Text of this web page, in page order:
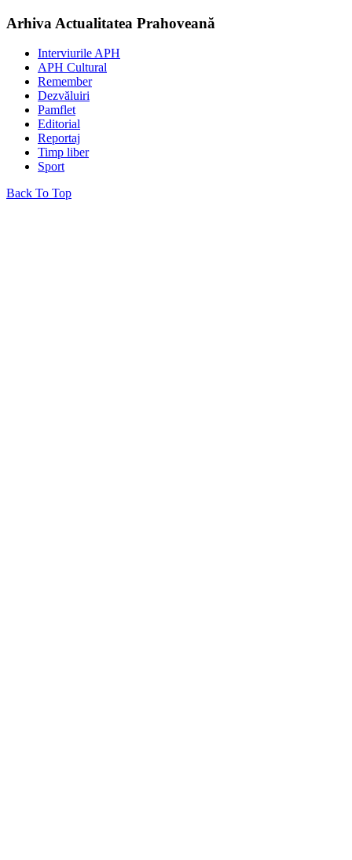
Arhiva Actualitatea Prahoveană
Interviurile APH
APH Cultural
Remember
Dezvăluiri
Pamflet
Editorial
Reportaj
Timp liber
Sport
Back To Top